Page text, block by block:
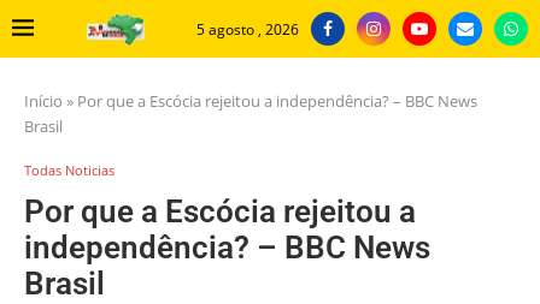
5 agosto , 2026
Início » Por que a Escócia rejeitou a independência? – BBC News
Brasil
Todas Noticias
Por que a Escócia rejeitou a
independência? – BBC News
Brasil